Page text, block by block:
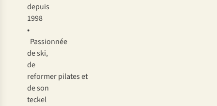
depuis
1998
•
Passionnée
de ski,
de
reformer pilates et
de son
teckel